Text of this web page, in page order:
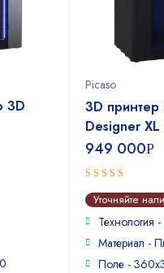
3D
Picaso
3D принтер
Designer XL
949 000Р
5out of 5
Уточняйте
Технология
Материал -
Поле -